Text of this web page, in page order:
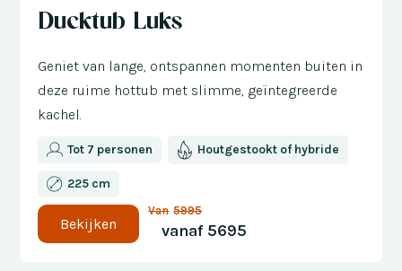
Ducktub Luks
Geniet van lange, ontspannen momenten buiten in
deze ruime hottub met slimme, geïntegreerde
kachel.
Tot 7 personen Houtgestookt of hybride
225 cm
Bekijken
Van 5995
vanaf 5695